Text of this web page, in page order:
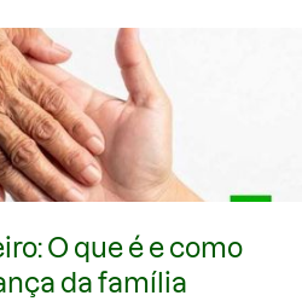
O que é e como
da família